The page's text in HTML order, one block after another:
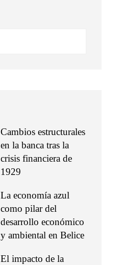
Cambios estructurales
en la banca tras la
crisis financiera de
1929
La economía azul
como pilar del
desarrollo económico
y ambiental en Belice
El impacto de la